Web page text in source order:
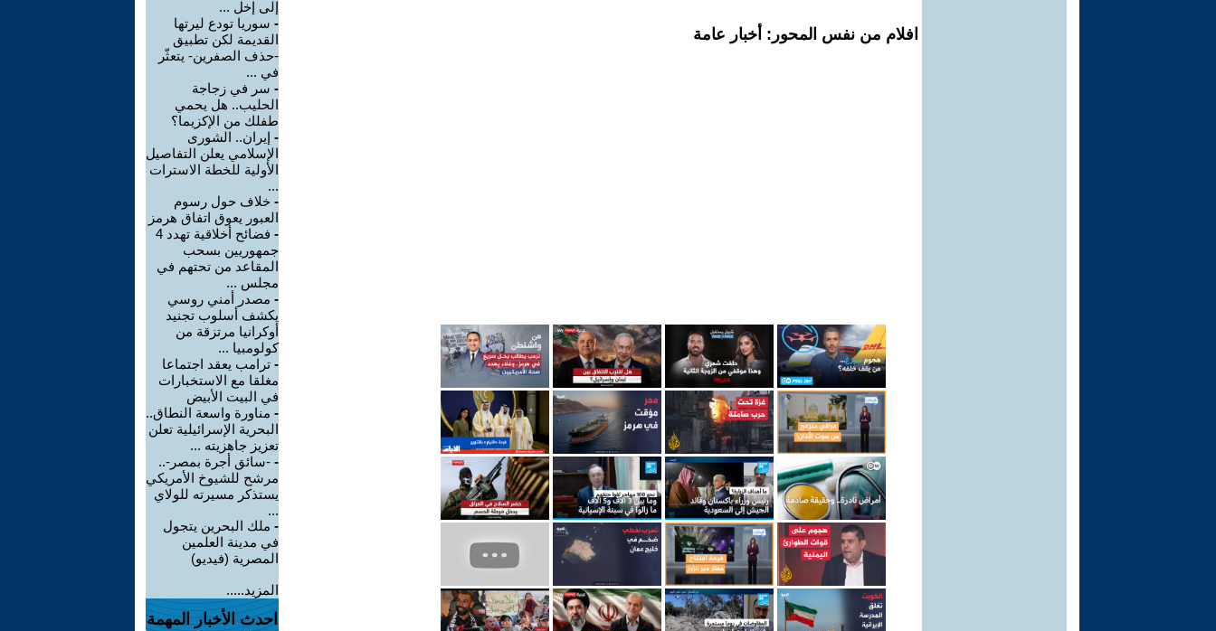
افلام من نفس المحور: أخبار عامة
إلى إخل ...
- سوريا تودع ليرتها
القديمة لكن تطبيق
-حذف الصفرين- يتعثّر
في ...
- سر في زجاجة
الحليب.. هل يحمي
طفلك من الإكزيما؟
- إيران.. الشورى
الإسلامي يعلن التفاصيل
الأولية للخطة الاسترات
...
- خلاف حول رسوم
العبور يعوق اتفاق هرمز
-
فضائح أخلاقية تهدد 4
جمهوريين بسحب
المقاعد من تحتهم في
مجلس ...
- مصدر أمني روسي
يكشف أسلوب تجنيد
أوكرانيا مرتزقة من
كولومبيا ...
- ترامب يعقد اجتماعا
مغلقا مع الاستخبارات
في البيت الأبيض
- مناورة واسعة النطاق..
البحرية الإسرائيلية تعلن
تعزيز جاهزيته ...
- -سائق أجرة بمصر-..
مرشح للشيوخ الأمريكي
يستذكر مسيرته للولاي
...
- ملك البحرين يتجول
في مدينة العلمين
المصرية (فيديو)
المزيد.....
احدث الأخبار المهمة